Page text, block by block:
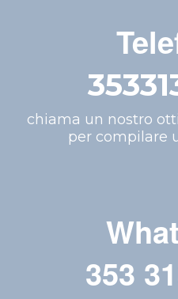
chiama un nostro
per compilare
353